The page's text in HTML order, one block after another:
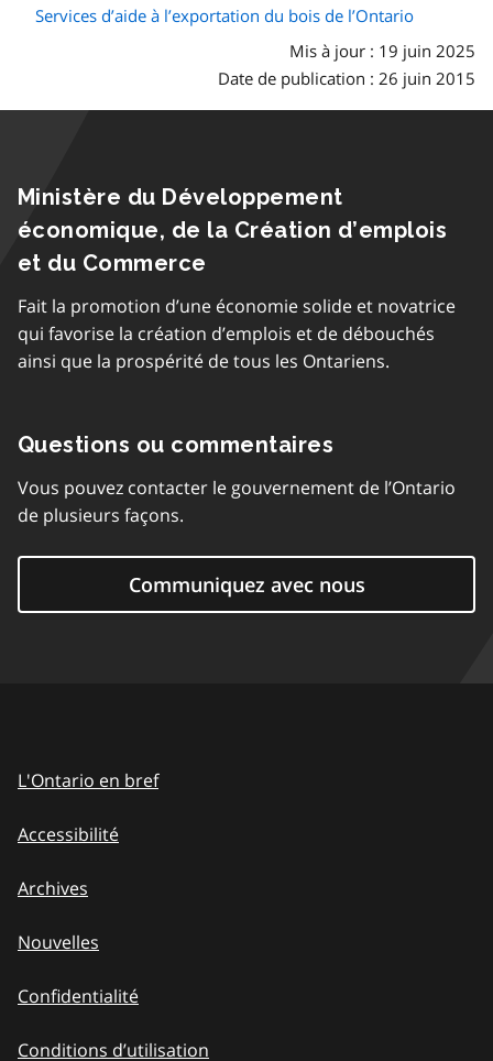
Services d’aide à l’exportation du bois de l’Ontario
Mis à jour : 19 juin 2025
Date de publication : 26 juin 2015
Ministère du Développement
économique, de la Création d’emplois
et du Commerce
Fait la promotion d’une économie solide et novatrice
qui favorise la création d’emplois et de débouchés
ainsi que la prospérité de tous les Ontariens.
Questions ou commentaires
Vous pouvez contacter le gouvernement de l’Ontario
de plusieurs façons.
Communiquez avec nous
L'Ontario en bref
Accessibilité
Archives
Nouvelles
Confidentialité
Conditions d’utilisation